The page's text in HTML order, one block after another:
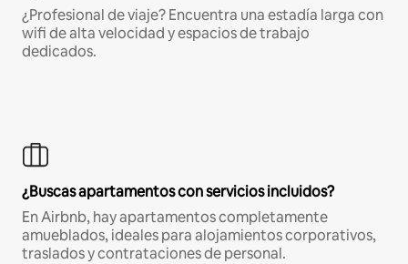
¿Profesional de viaje? Encuentra una estadía larga con
wifi de alta velocidad y espacios de trabajo
dedicados.
¿Buscas apartamentos con servicios incluidos?
En Airbnb, hay apartamentos completamente
amueblados, ideales para alojamientos corporativos,
traslados y contrataciones de personal.